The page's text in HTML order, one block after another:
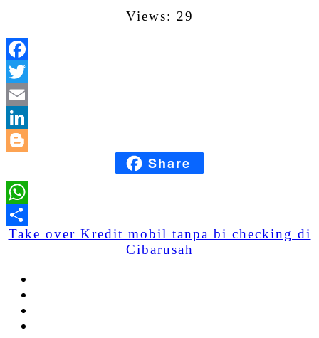
Views: 29
BloggerShare
Share
Take over Kredit mobil tanpa bi checking di
Cibarusah